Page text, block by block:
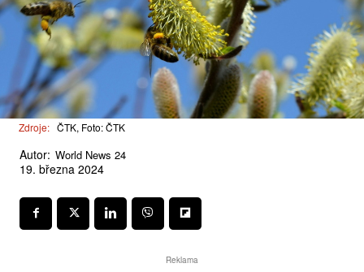
Zdroje: ČTK, Foto: ČTK
Autor: World News 24
19. března 2024
Reklama